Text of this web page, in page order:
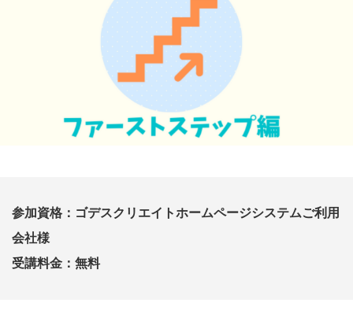
参加資格：ゴデスクリエイトホームページシステムご利用
会社様
受講料金：無料